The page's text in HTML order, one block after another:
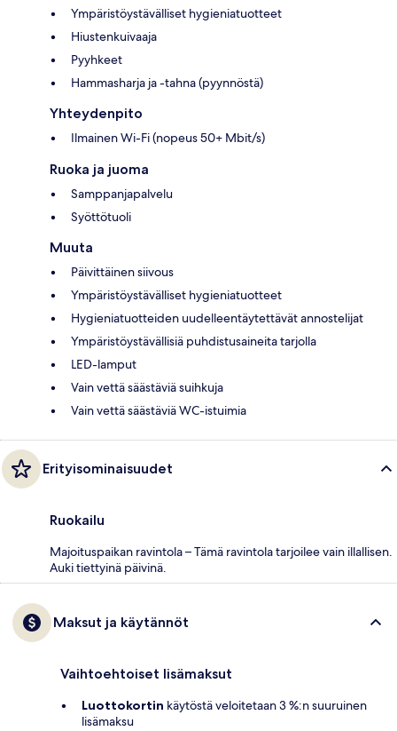
Ympäristöystävälliset hygieniatuotteet
Hiustenkuivaaja
Pyyhkeet
Hammasharja ja -tahna (pyynnöstä)
Yhteydenpito
Ilmainen Wi-Fi (nopeus 50+ Mbit/s)
Ruoka ja juoma
Samppanjapalvelu
Syöttötuoli
Muuta
Päivittäinen siivous
Ympäristöystävälliset hygieniatuotteet
Hygieniatuotteiden uudelleentäytettävät annostelijat
Ympäristöystävällisiä puhdistusaineita tarjolla
LED-lamput
Vain vettä säästäviä suihkuja
Vain vettä säästäviä WC-istuimia
Erityisominaisuudet
Ruokailu
Majoituspaikan ravintola – Tämä ravintola tarjoilee vain illallisen.
Auki tiettyinä päivinä.
Maksut ja käytännöt
Vaihtoehtoiset lisämaksut
Luottokortin käytöstä veloitetaan 3 %:n suuruinen
lisämaksu